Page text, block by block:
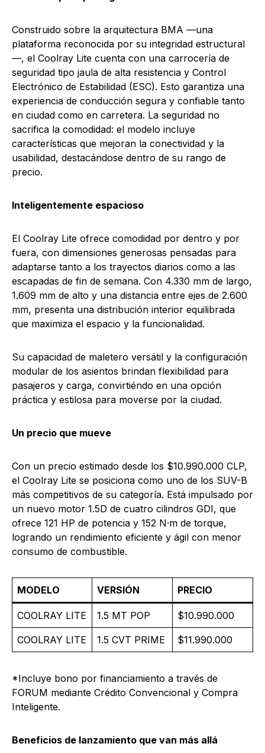
Construido sobre la arquitectura BMA —una
plataforma reconocida por su integridad estructural
—, el Coolray Lite cuenta con una carrocería de
seguridad tipo jaula de alta resistencia y Control
Electrónico de Estabilidad (ESC). Esto garantiza una
experiencia de conducción segura y confiable tanto
en ciudad como en carretera. La seguridad no
sacrifica la comodidad: el modelo incluye
características que mejoran la conectividad y la
usabilidad, destacándose dentro de su rango de
precio.
Inteligentemente espacioso
El Coolray Lite ofrece comodidad por dentro y por
fuera, con dimensiones generosas pensadas para
adaptarse tanto a los trayectos diarios como a las
escapadas de fin de semana. Con 4.330 mm de largo,
1.609 mm de alto y una distancia entre ejes de 2.600
mm, presenta una distribución interior equilibrada
que maximiza el espacio y la funcionalidad.
Su capacidad de maletero versátil y la configuración
modular de los asientos brindan flexibilidad para
pasajeros y carga, convirtiéndo en una opción
práctica y estilosa para moverse por la ciudad.
Un precio que mueve
Con un precio estimado desde los $10.990.000 CLP,
el Coolray Lite se posiciona como uno de los SUV-B
más competitivos de su categoría. Está impulsado por
un nuevo motor 1.5D de cuatro cilindros GDI, que
ofrece 121 HP de potencia y 152 N·m de torque,
logrando un rendimiento eficiente y ágil con menor
consumo de combustible.
MODELO VERSIÓN PRECIO
COOLRAY LITE 1.5 MT POP $10.990.000
COOLRAY LITE 1.5 CVT PRIME $11.990.000
*Incluye bono por financiamiento a través de
FORUM mediante Crédito Convencional y Compra
Inteligente.
Beneficios de lanzamiento que van más allá